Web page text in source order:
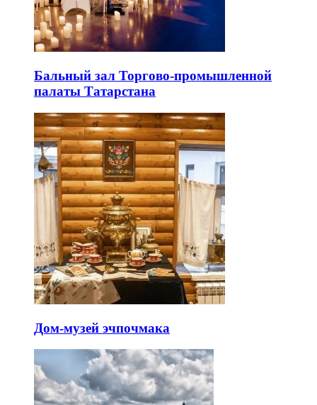
Бальный зал Торгово-промышленной
палаты Татарстана
Дом-музей эчпочмака